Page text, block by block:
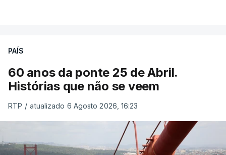
PAÍS
60 anos da ponte 25 de Abril.
Histórias que não se veem
RTP / atualizado 6 Agosto 2026, 16:23